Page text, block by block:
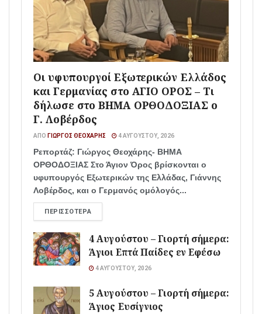
Οι υφυπουργοί Εξωτερικών Ελλάδος
και Γερμανίας στο ΑΓΙΟ ΟΡΟΣ – Τι
δήλωσε στο ΒΗΜΑ ΟΡΘΟΔΟΞΙΑΣ ο
Γ. Λοβέρδος
ΑΠΌ ΓΙΏΡΓΟΣ ΘΕΟΧΆΡΗΣ 4 ΑΥΓΟΎΣΤΟΥ, 2026
Ρεπορτάζ: Γιώργος Θεοχάρης- ΒΗΜΑ
ΟΡΘΟΔΟΞΙΑΣ Στο Άγιον Όρος βρίσκονται ο
υφυπουργός Εξωτερικών της Ελλάδας, Γιάννης
Λοβέρδος, και ο Γερμανός ομόλογός...
ΠΕΡΙΣΣΌΤΕΡΑ
4 Αυγούστου – Γιορτή σήμερα:
Άγιοι Επτά Παίδες εν Εφέσω
4 ΑΥΓΟΎΣΤΟΥ, 2026
5 Αυγούστου – Γιορτή σήμερα:
Άγιος Ευσίγνιος